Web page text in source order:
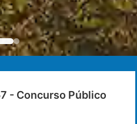
- Concurso Público